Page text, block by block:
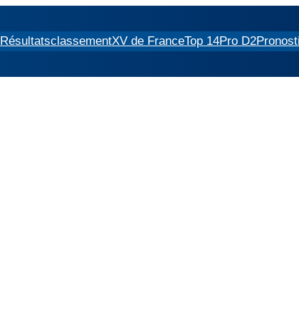
RésultatsclassementXV de FranceTop 14Pro D2